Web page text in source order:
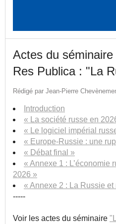
Actes du
Res Publica : "La
Rédigé par Jean-Pierre
Introduction
« La société russe en
« Le logiciel impérial
« Europe-Russie : une
« Débat final »
« Annexe 1 : L’économie
2026 »
« Annexe 2 : La Russie et
-----
Voir les actes du séminaire